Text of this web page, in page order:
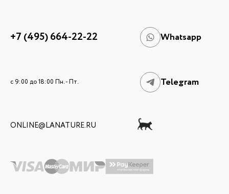
+7 (495) 664-22-22 Whatsapp
c 9:00 до 18:00 Пн. - Пт. Telegram
ONLINE@LANATURE.RU